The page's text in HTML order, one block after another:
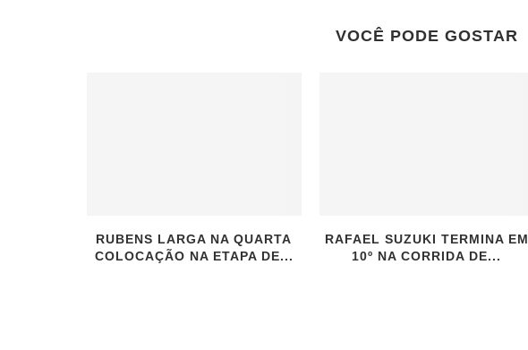
VOCÊ PODE GOSTAR
RUBENS LARGA NA QUARTA
COLOCAÇÃO NA ETAPA DE...
RAFAEL SUZUKI TERMINA EM
10º NA CORRIDA DE...